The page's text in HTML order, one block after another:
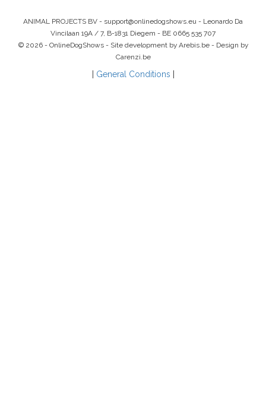
ANIMAL PROJECTS BV - support@onlinedogshows.eu - Leonardo Da
Vincilaan 19A / 7, B-1831 Diegem - BE 0665 535 707
© 2026 - OnlineDogShows - Site development by Arebis.be - Design by
Carenzi.be
General Conditions